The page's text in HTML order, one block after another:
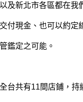
及新北市各區都在我
付現金、也可以約定
鑑定之可能。
台共有11間店鋪，持